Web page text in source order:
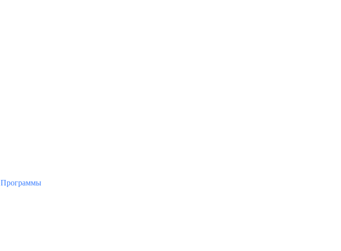
Программы